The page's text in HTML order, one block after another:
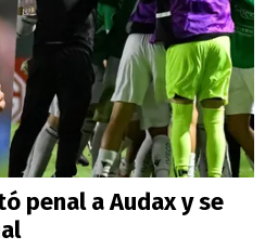
penal a Audax y se